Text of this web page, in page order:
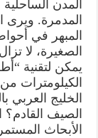
المدن
المدمرة. ويرى
المبهر في
الصغيرة، لا
يمكن لتقنية
الكيلومترات
الخليج العربي
الصيف القادم؟
الأبحاث